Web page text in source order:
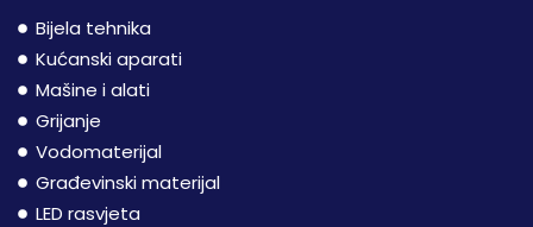
Bijela tehnika
Kućanski aparati
Mašine i alati
Grijanje
Vodomaterijal
Građevinski materijal
LED rasvjeta